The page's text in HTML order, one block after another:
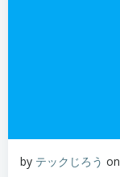
by テックじろう on